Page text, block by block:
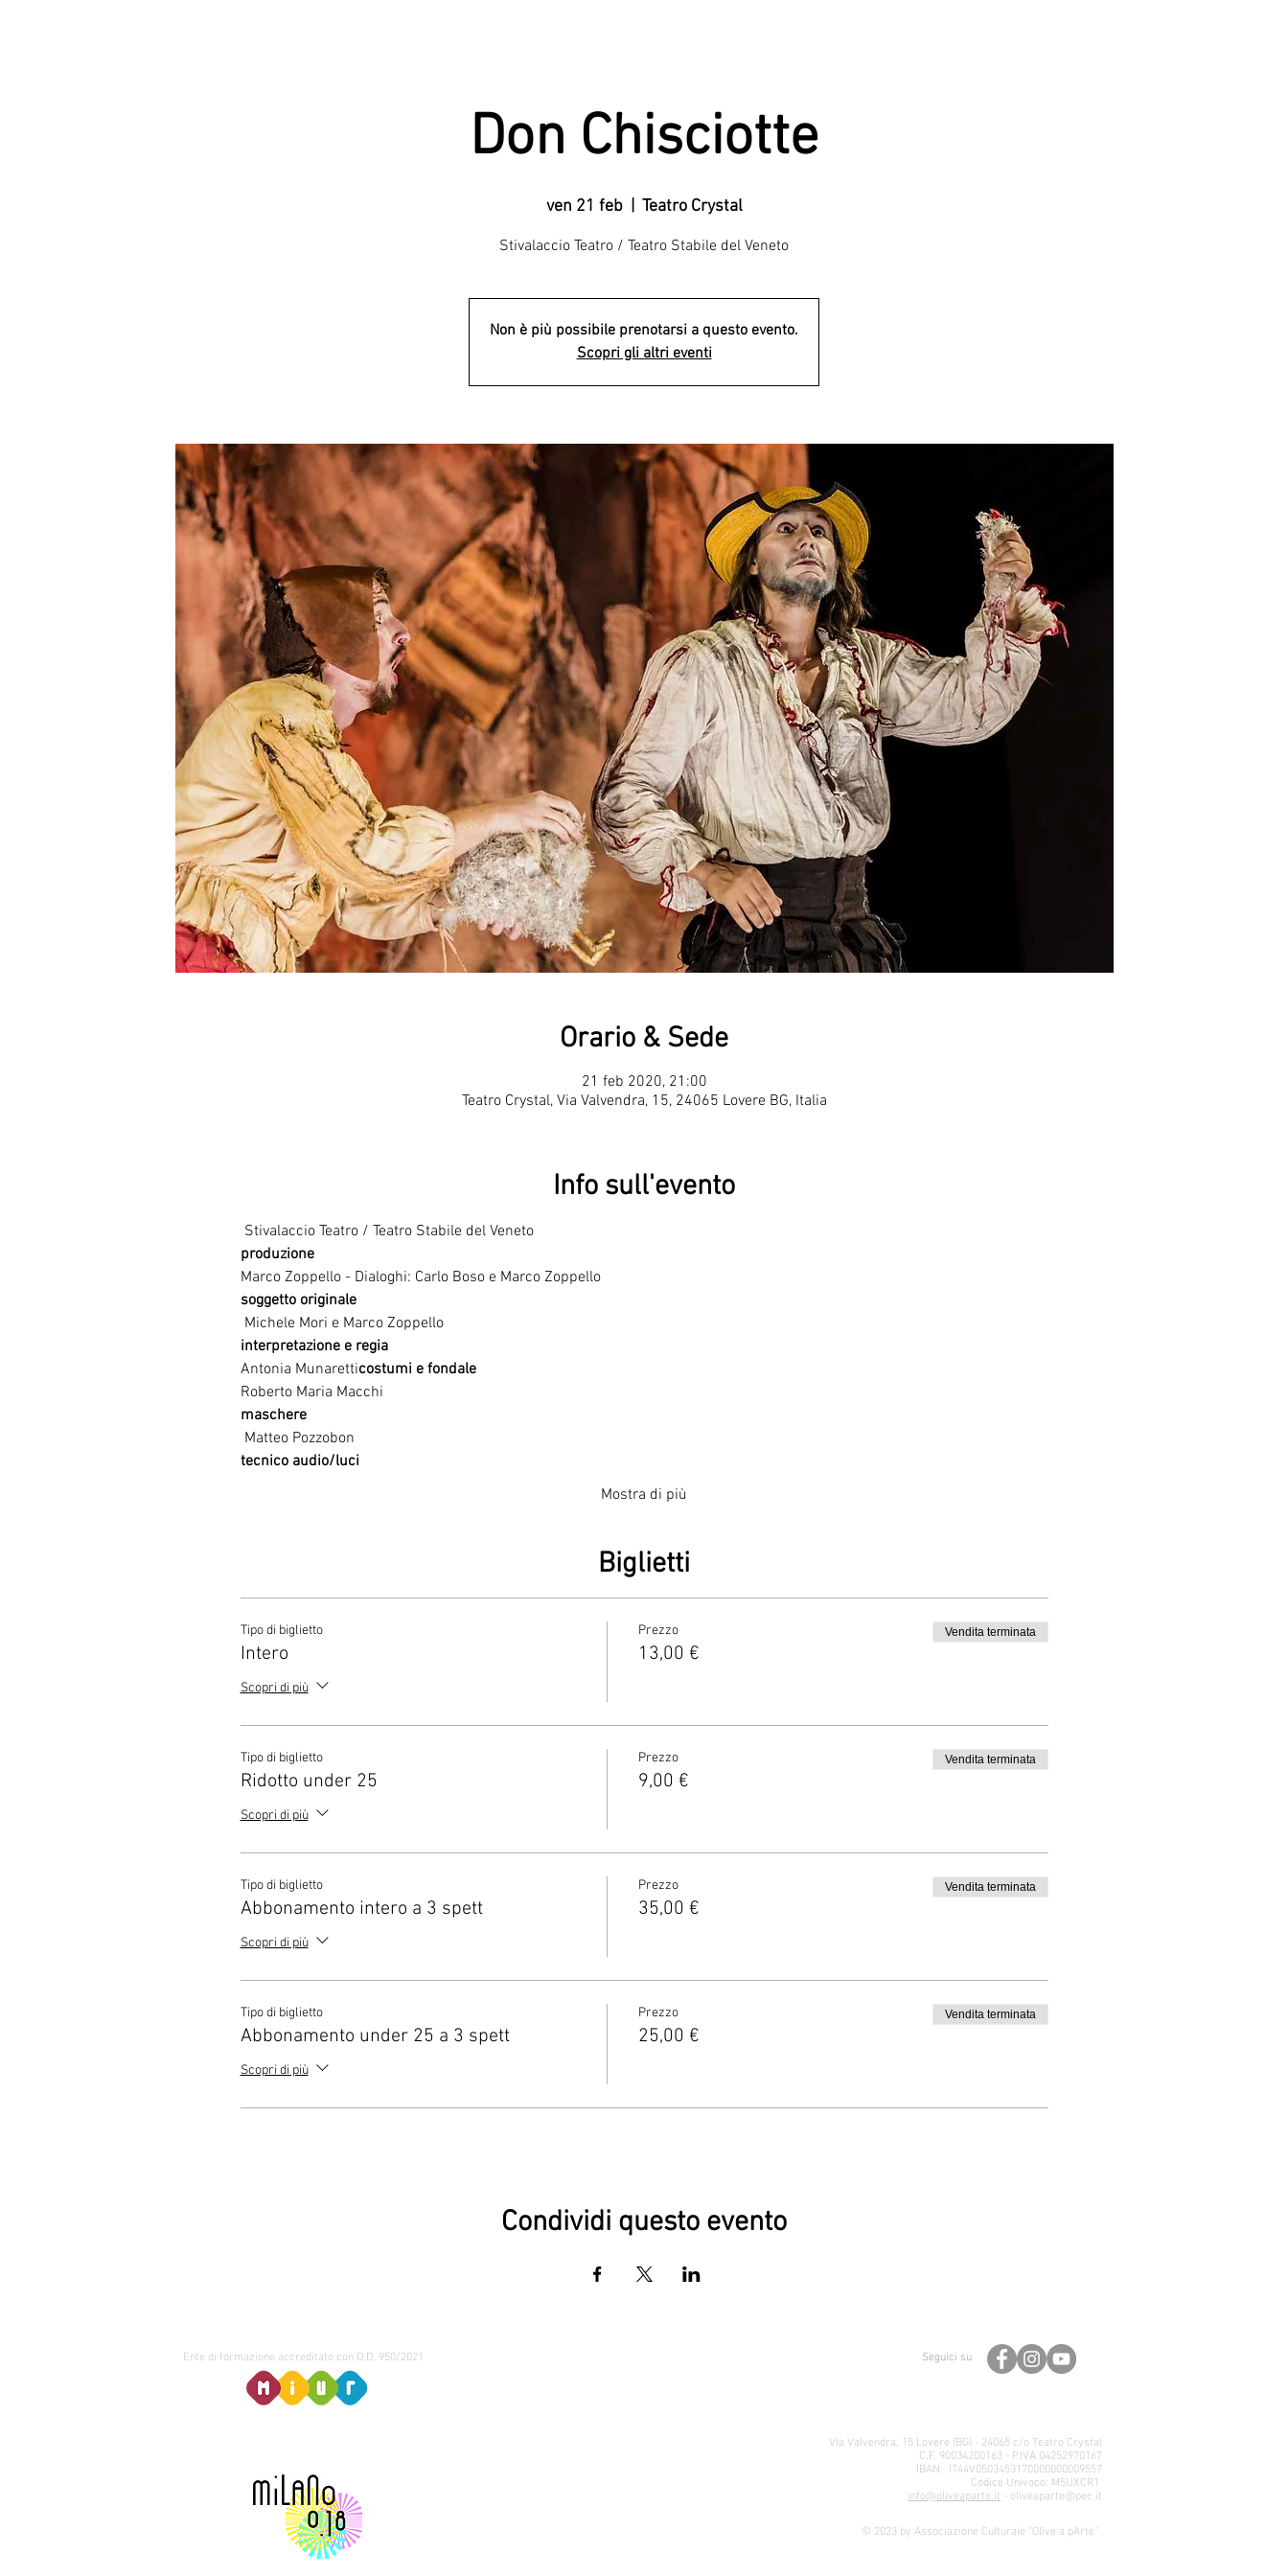
Don Chisciotte
ven 21 feb
  |
Teatro Crystal
Stivalaccio Teatro / Teatro Stabile del Veneto
Non è più possibile prenotarsi a questo evento.
Scopri gli altri eventi
Orario & Sede
21 feb 2020, 21:00
Teatro Crystal, Via Valvendra, 15, 24065 Lovere BG, Italia
Info sull'evento
Stivalaccio Teatro / Teatro Stabile del Veneto
produzione
Marco Zoppello - Dialoghi: Carlo Boso e Marco Zoppello
soggetto originale
Michele Mori e Marco Zoppello
interpretazione e regia
Antonia Munaretticostumi e fondale
maschere
tecnico audio/luci
Mostra di più
Biglietti
Tipo di biglietto
Intero
Scopri di più
Prezzo
13,00 €
Vendita terminata
Tipo di biglietto
Ridotto under 25
Scopri di più
Prezzo
9,00 €
Vendita terminata
Tipo di biglietto
Abbonamento intero a 3 spett
Scopri di più
Prezzo
35,00 €
Vendita terminata
Tipo di biglietto
Abbonamento under 25 a 3 spett
Scopri di più
Prezzo
25,00 €
Vendita terminata
Condividi questo evento
Ente di formazione accreditato con D.D. 950/2021 Seguici su
Via Valvendra, 15 Lovere (BG) - 24065 c/o Teatro Crystal
C.F. 90034200163 - P.IVA 04252970167
IBAN: IT44V0503453170000000009557
Codice Univoco: M5UXCR1
info@oliveaparte.it - oliveaparte@pec.it
© 2023 by Associazione Culturale "Olive a pArte"